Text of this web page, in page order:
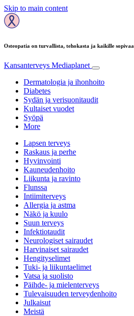
Skip to main content
Osteopatia on turvallista, tehokasta ja kaikille sopivaa
Kansanterveys Mediaplanet
Dermatologia ja ihonhoito
Diabetes
Sydän ja verisuonitaudit
Kultaiset vuodet
Syöpä
More
Lapsen terveys
Raskaus ja perhe
Hyvinvointi
Kauneudenhoito
Liikunta ja ravinto
Flunssa
Intiimiterveys
Allergia ja astma
Näkö ja kuulo
Suun terveys
Infektiotaudit
Neurologiset sairaudet
Harvinaiset sairaudet
Hengityselimet
Tuki- ja liikuntaelimet
Vatsa ja suolisto
Päihde- ja mielenterveys
Tulevaisuuden terveydenhoito
Julkaisut
Meistä